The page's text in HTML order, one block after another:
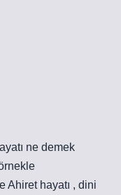
ne demek
Ahiret hayatı , dini